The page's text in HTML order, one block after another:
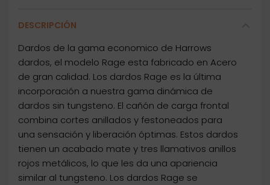
DESCRIPCIÓN
Dardos de la gama economico de Harrows
dardos, el modelo Rage esta fabricado en Acero
de gran calidad. Los dardos Rage es la última
incorporación a nuestra gama dinámica de
dardos sin tungsteno. El cañón de carga frontal
combina cortes anillados y festoneados para
una sensación y liberación óptimas. Estos dardos
tienen un acabado mate y tres llamativos anillos
rojos metálicos, lo que les da una apariencia
similar al tungsteno. Los dardos Rage se